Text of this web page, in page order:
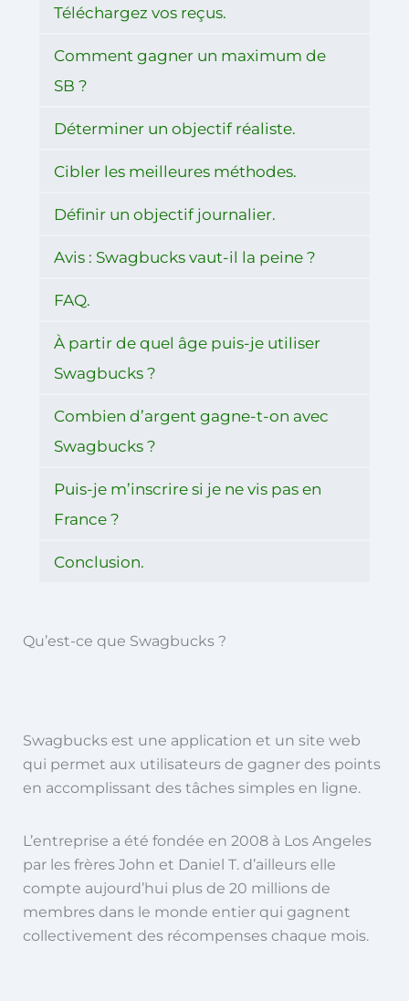
Téléchargez vos reçus.
Comment gagner un maximum de
SB ?
Déterminer un objectif réaliste.
Cibler les meilleures méthodes.
Définir un objectif journalier.
Avis : Swagbucks vaut-il la peine ?
FAQ.
À partir de quel âge puis-je utiliser
Swagbucks ?
Combien d’argent gagne-t-on avec
Swagbucks ?
Puis-je m’inscrire si je ne vis pas en
France ?
Conclusion.
Qu’est-ce que Swagbucks ?
Swagbucks est une application et un site web
qui permet aux utilisateurs de gagner des points
en accomplissant des tâches simples en ligne.
L’entreprise a été fondée en 2008 à Los Angeles
par les frères John et Daniel T. d’ailleurs elle
compte aujourd’hui plus de 20 millions de
membres dans le monde entier qui gagnent
collectivement des récompenses chaque mois.